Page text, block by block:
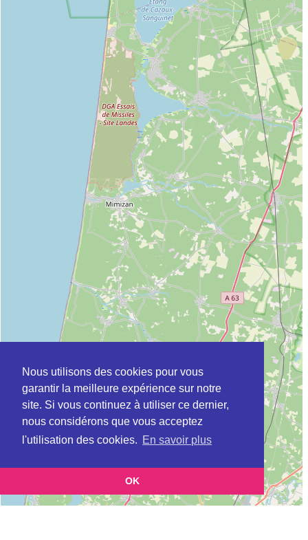
Nous utilisons des cookies pour vous
garantir la meilleure expérience sur notre
site. Si vous continuez à utiliser ce dernier,
nous considérons que vous acceptez
l'utilisation des cookies. En savoir plus
OK